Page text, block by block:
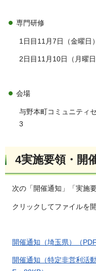
専門研修
1日目11月7日（金曜
2日目11月10日（月曜
会場
与野本町コミュニティ
3
4実施要領・開
次の「開催通知」「実施
クリックしてファイルを
開催通知（埼玉県）（PDF
開催通知（特定非営利活